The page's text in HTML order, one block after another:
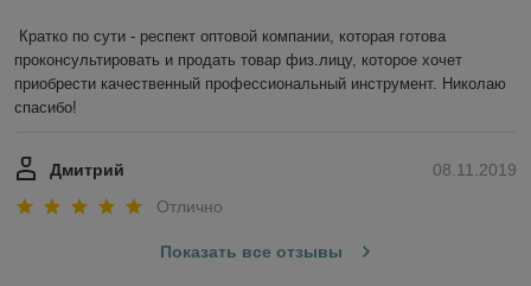
Кратко по сути - респект оптовой компании, которая готова
проконсультировать и продать товар физ.лицу, которое хочет
приобрести качественный профессиональный инструмент. Николаю
спасибо!
08.11.2019
Дмитрий
Отлично
Показать все отзывы